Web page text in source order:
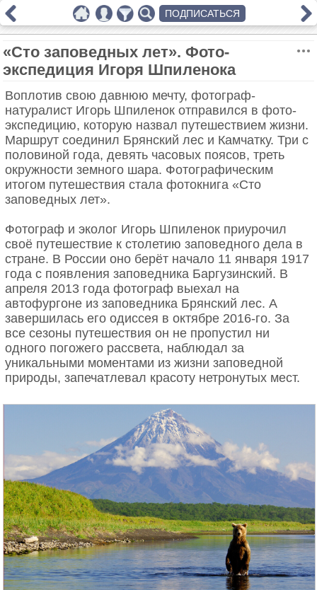
«Сто заповедных лет». Фото-
экспедиция Игоря Шпиленока
Воплотив свою давнюю мечту, фотограф-
натуралист Игорь Шпиленок отправился в фото-
экспедицию, которую назвал путешествием жизни.
Маршрут соединил Брянский лес и Камчатку. Три с
половиной года, девять часовых поясов, треть
окружности земного шара. Фотографическим
итогом путешествия стала фотокнига «Сто
заповедных лет».
Фотограф и эколог Игорь Шпиленок приурочил
своё путешествие к столетию заповедного дела в
стране. В России оно берёт начало 11 января 1917
года с появления заповедника Баргузинский. В
апреля 2013 года фотограф выехал на
автофургоне из заповедника Брянский лес. А
завершилась его одиссея в октябре 2016-го. За
все сезоны путешествия он не пропустил ни
одного погожего рассвета, наблюдал за
уникальными моментами из жизни заповедной
природы, запечатлевал красоту нетронутых мест.
ПОДПИСАТЬСЯ